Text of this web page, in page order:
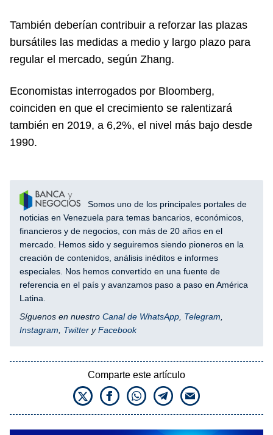
También deberían contribuir a reforzar las plazas
bursátiles las medidas a medio y largo plazo para
regular el mercado, según Zhang.
Economistas interrogados por Bloomberg,
coinciden en que el crecimiento se ralentizará
también en 2019, a 6,2%, el nivel más bajo desde
1990.
Somos uno de los principales portales de
noticias en Venezuela para temas bancarios, económicos,
financieros y de negocios, con más de 20 años en el
mercado. Hemos sido y seguiremos siendo pioneros en la
creación de contenidos, análisis inéditos e informes
especiales. Nos hemos convertido en una fuente de
referencia en el país y avanzamos paso a paso en América
Latina.
Síguenos en nuestro Canal de WhatsApp Telegram
Instagram
Twitter yFacebook
Comparte este artículo